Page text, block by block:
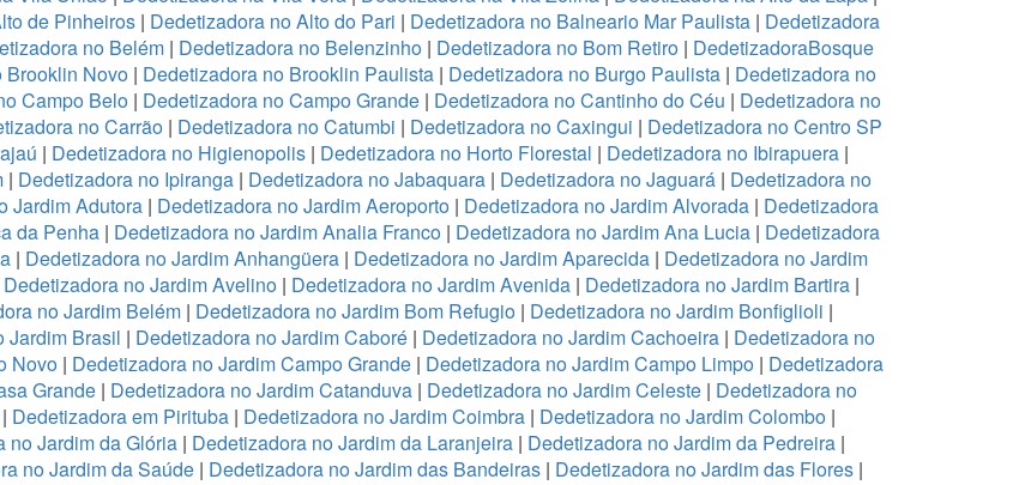
de Pinheiros| Dedetizadora no Alto do Pari | Dedetizadora no Balneario Mar Paulista| Dedetizadora
no Belém| Dedetizadora no Belenzinho| Dedetizadora no Bom Retiro| DedetizadoraBosque
Brooklin Novo| Dedetizadora no Brooklin Paulista| Dedetizadora no Burgo Paulista| Dedetizadora no
Campo Belo | Dedetizadora no Campo Grande | Dedetizadora no Cantinho do Céu | Dedetizadora no
no Carrão | Dedetizadora no Catumbi | Dedetizadora no Caxingui | Dedetizadora no Centro SP
| Dedetizadora no Higienopolis| Dedetizadora no Horto Florestal | Dedetizadora no Ibirapuera|
| Dedetizadora no Ipiranga | Dedetizadora no Jabaquara | Dedetizadora no Jaguará | Dedetizadora no
Jardim Adutora | Dedetizadora no Jardim Aeroporto | Dedetizadora no Jardim Alvorada | Dedetizadora
da Penha | Dedetizadora no Jardim Analia Franco | Dedetizadora no Jardim Ana Lucia | Dedetizadora
| Dedetizadora no Jardim Anhangüera | Dedetizadora no Jardim Aparecida | Dedetizadora no Jardim
Dedetizadora no Jardim Avelino| Dedetizadora no Jardim Avenida| Dedetizadora no Jardim Bartira|
no Jardim Belém| Dedetizadora no Jardim Bom Refugio| Dedetizadora no Jardim Bonfiglioli |
Jardim Brasil | Dedetizadora no Jardim Caboré| Dedetizadora no Jardim Cachoeira| Dedetizadora no
Novo | Dedetizadora no Jardim Campo Grande | Dedetizadora no Jardim Campo Limpo | Dedetizadora
Grande| Dedetizadora no Jardim Catanduva| Dedetizadora no Jardim Celeste| Dedetizadora no
Dedetizadora em Pirituba| Dedetizadora no Jardim Coimbra| Dedetizadora no Jardim Colombo|
no Jardim da Glória| Dedetizadora no Jardim da Laranjeira| Dedetizadora no Jardim da Pedreira|
no Jardim da Saúde | Dedetizadora no Jardim das Bandeiras | Dedetizadora no Jardim das Flores |